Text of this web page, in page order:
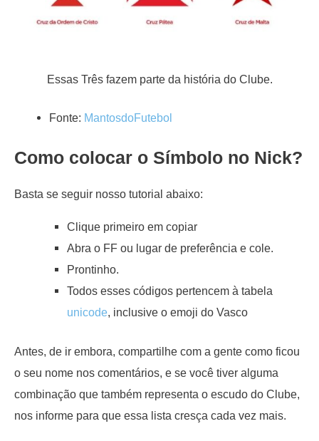
Essas Três fazem parte da história do Clube.
Fonte: MantosdoFutebol
Como colocar o Símbolo no Nick?
Basta se seguir nosso tutorial abaixo:
Clique primeiro em copiar
Abra o FF ou lugar de preferência e cole.
Prontinho.
Todos esses códigos pertencem à tabela
unicode, inclusive o emoji do Vasco
Antes, de ir embora, compartilhe com a gente como ficou
o seu nome nos comentários, e se você tiver alguma
combinação que também representa o escudo do Clube,
nos informe para que essa lista cresça cada vez mais.